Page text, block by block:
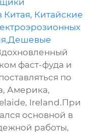
Китая, Китайские
,Дешевые
фаст-фуда и
по
Америка,
Ireland.При
основной в
работы,